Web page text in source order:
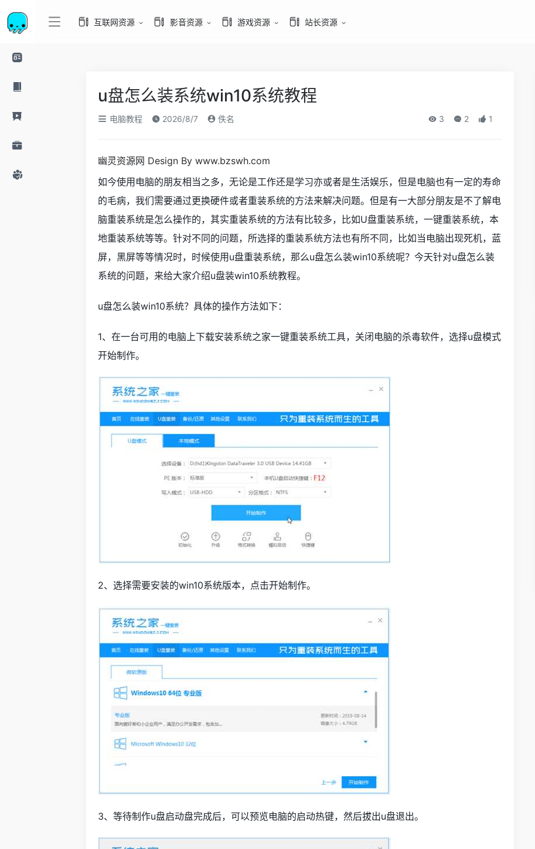
互联网资源 影音资源 游戏资源 站长资源
u盘怎么装系统win10系统教程
电脑教程 2026/8/7 佚名 3 2 1
幽灵资源网 Design By www.bzswh.com
如今使用电脑的朋友相当之多，无论是工作还是学习亦或者是生活娱乐，但是电脑也有一定的寿命
的毛病，我们需要通过更换硬件或者重装系统的方法来解决问题。但是有一大部分朋友是不了解电
脑重装系统是怎么操作的，其实重装系统的方法有比较多，比如U盘重装系统，一键重装系统，本
地重装系统等等。针对不同的问题，所选择的重装系统方法也有所不同，比如当电脑出现死机，蓝
屏，黑屏等等情况时，时候使用u盘重装系统，那么u盘怎么装win10系统呢？今天针对u盘怎么装
系统的问题，来给大家介绍u盘装win10系统教程。
u盘怎么装win10系统？具体的操作方法如下：
1、在一台可用的电脑上下载安装系统之家一键重装系统工具，关闭电脑的杀毒软件，选择u盘模式
开始制作。
2、选择需要安装的win10系统版本，点击开始制作。
3、等待制作u盘启动盘完成后，可以预览电脑的启动热键，然后拔出u盘退出。